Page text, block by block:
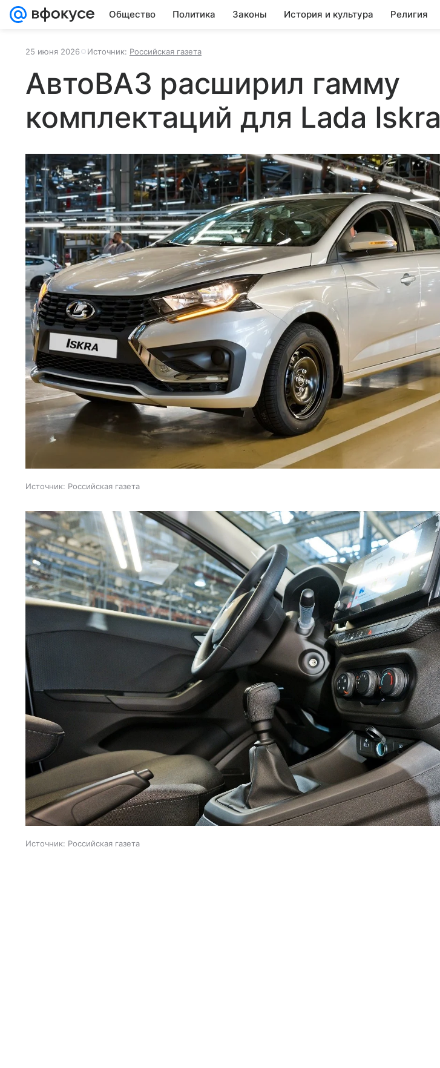
Общество Политика Законы История и культура Религия
25 июня 2026 Источник: Российская газета
АвтоВАЗ расширил гамму
комплектаций для Lada Iskra
Источник: Российская газета
Источник: Российская газета